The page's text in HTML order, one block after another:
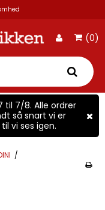
(0)
til 7/8. Alle ordrer
så snart vi er
vi ses igen.
/